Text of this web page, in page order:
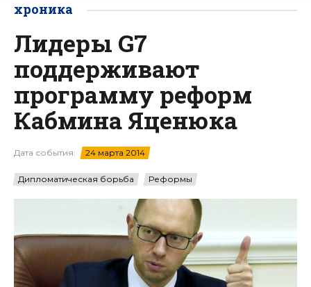
хроника
Лидеры G7
поддерживают
программу реформ
Кабмина Яценюка
Дата события: 24 марта 2014
Дипломатическая борьба Реформы